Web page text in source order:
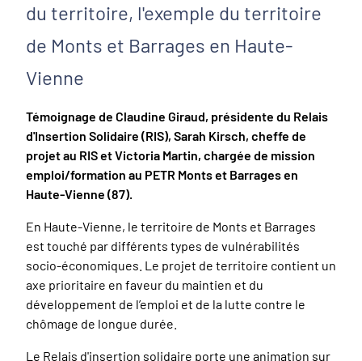
du territoire, l'exemple du territoire
de Monts et Barrages en Haute-
Vienne
Témoignage de Claudine Giraud, présidente du Relais
d'Insertion Solidaire (RIS), Sarah Kirsch, cheffe de
projet au RIS et Victoria Martin, chargée de mission
emploi/formation au PETR Monts et Barrages en
Haute-Vienne (87).
En Haute-Vienne, le territoire de Monts et Barrages
est touché par différents types de vulnérabilités
socio-économiques. Le projet de territoire contient un
axe prioritaire en faveur du maintien et du
développement de l’emploi et de la lutte contre le
chômage de longue durée.
Le Relais d'insertion solidaire porte une animation sur